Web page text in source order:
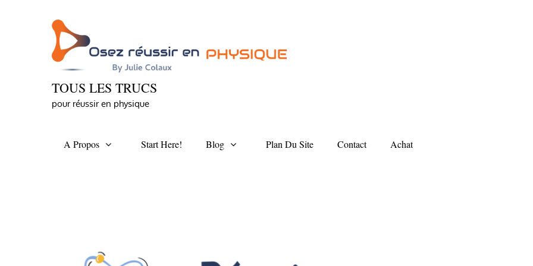
TOUS LES TRUCS
pour réussir en physique
A Propos Start Here! Blog Plan Du Site Contact Achat